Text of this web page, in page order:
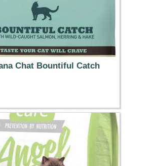
Chat Bountiful Catch
38.99 €